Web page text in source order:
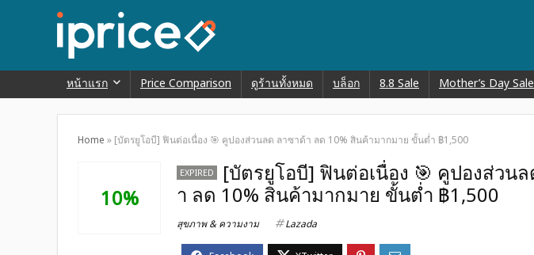
หน้าแรก Price Comparison ดูร้านทั้งหมด บล็อก 8.8 Sale Mother’s Day Sale
Home » [บัตรยูโอบี] ฟินต่อเนื่อง 🎯 คูปองส่วนลด ลาซาด้า ลด 10% สินค้ามากมาย ขั้นต่ำ ฿1,500
10%
EXPIRED
[บัตรยูโอบี] ฟินต่อเนื่อง 🎯 คูปองส่วน
า ลด 10% สินค้ามากมาย ขั้นต่ำ ฿1,500
สุขภาพ & ความงาม Lazada